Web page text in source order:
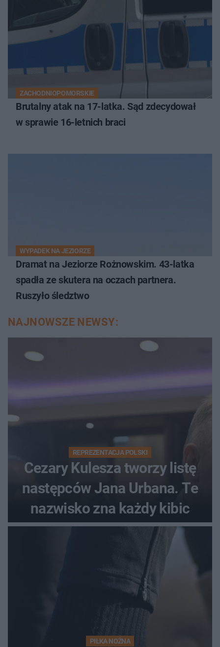
ZACHODNIOPOMORSKIE
Brutalny atak na 17-latka. Sąd zdecydował
w sprawie 16-letnich braci
WYPADEK NA JEZIORZE
Dramat na Jeziorze Rożnowskim. 43-latka
spadła ze skutera na oczach partnera.
Ruszyło śledztwo
NAJNOWSZE NEWSY:
REPREZENTACJA POLSKI
Cezary Kulesza tworzy listę
następców Jana Urbana. Te
nazwisko zna każdy kibic
PIŁKA NOŻNA